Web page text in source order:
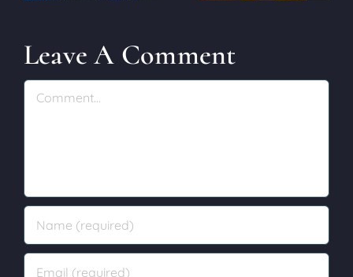
Leave A Comment